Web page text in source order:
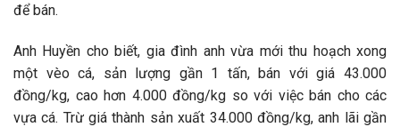
để bán.
Anh Huyền cho biết, gia đình anh vừa mới thu hoạch xong
một vèo cá, sản lượng gần 1 tấn, bán với giá 43.000
đồng/kg, cao hơn 4.000 đồng/kg so với việc bán cho các
vựa cá. Trừ giá thành sản xuất 34.000 đồng/kg, anh lãi gần